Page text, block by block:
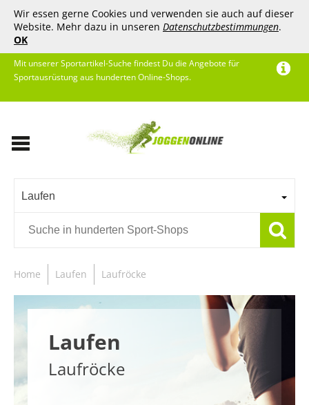
Wir essen gerne Cookies und verwenden sie auch auf dieser
Website. Mehr dazu in unseren Datenschutzbestimmungen.
OK
Mit unserer Sportartikel-Suche findest Du die Angebote für
Sportausrüstung aus hunderten Online-Shops.
Laufen
Home Laufen Laufröcke
Laufen
Laufröcke